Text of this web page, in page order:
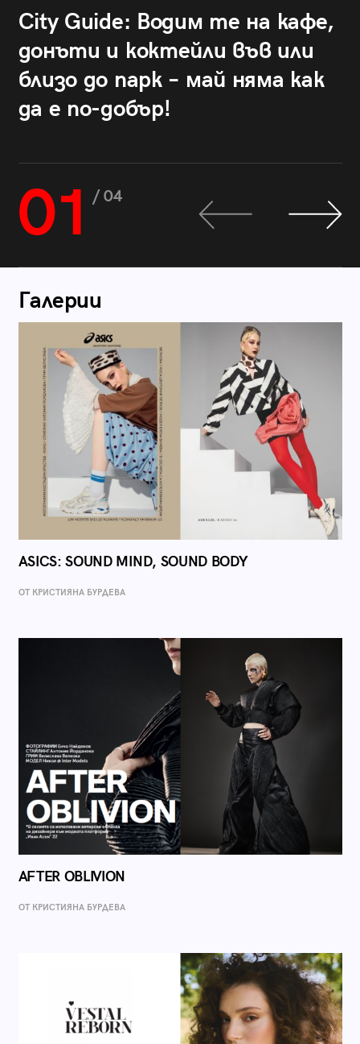
City Guide: Водим те на кафе,
донъти и коктейли във или
близо до парк – май няма как
да е по-добър!
01 / 04
Галерии
ASICS: SOUND MIND, SOUND BODY
ОТ КРИСТИЯНА БУРДЕВА
AFTER OBLIVION
ОТ КРИСТИЯНА БУРДЕВА